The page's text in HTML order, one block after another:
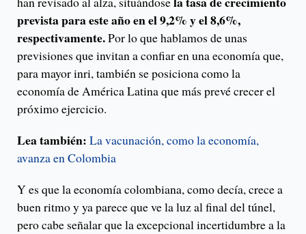
prevista para este año en el 9,2% y el 8,6%,
respectivamente.Por lo que hablamos de unas
previsiones que invitan a confiar en una economía que,
para mayor inri, también se posiciona como la
economía de América Latina que más prevé crecer el
próximo ejercicio.
Lea también: La vacunación, como la economía,
avanza en Colombia
Y es que la economía colombiana, como decía, crece a
buen ritmo y ya parece que ve la luz al final del túnel,
pero cabe señalar que la excepcional incertidumbre a la